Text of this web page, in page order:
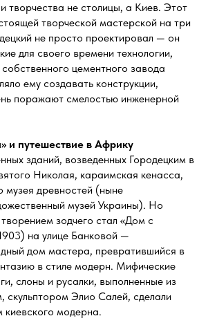
творчества не столицы, а Киев. Этот
творческой мастерской на три
не просто проектировал — он
для своего времени технологии,
цементного завода
ему создавать конструкции,
поражают смелостью инженерной
и путешествие в Африку
зданий, возведенных Городецким в
Николая, караимская кенасса,
музея древностей (ныне
музей Украины). Но
зодчего стал «Дом с
на улице Банковой —
дом мастера, превратившийся в
в стиле модерн. Мифические
слоны и русалки, выполненные из
скульптором Элио Салей, сделали
модерна.